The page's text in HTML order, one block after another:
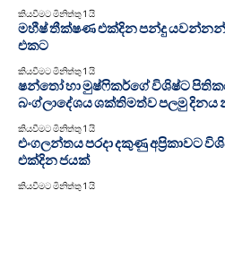
කියවීමට මිනිත්තු 1 යි
මහීෂ් තීක්ෂණ එක්දින පන්දු
එකට
කියවීමට මිනිත්තු 1 යි
ෂන්තෝ හා මුෂ්ෆිකර්ගේ විශිෂ්ට
බංග්ලාදේශය ශක්තිමත්ව පලමු දිනය
කියවීමට මිනිත්තු 1 යි
එංගලන්තය පරදා දකුණු අප්‍රිකාවට
එක්දින ජයක්
කියවීමට මිනිත්තු 1 යි